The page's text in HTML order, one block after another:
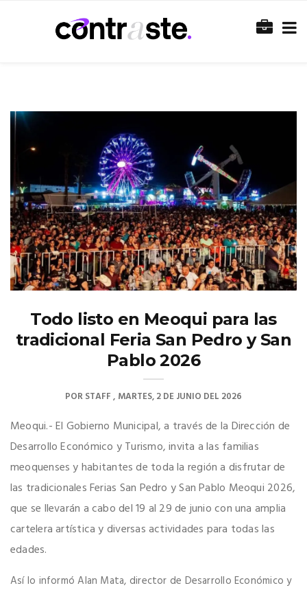
Todo listo en Meoqui para las
tradicional Feria San Pedro y San
Pablo 2026
PORSTAFF MARTES, 2 DE JUNIO DEL 2026
Meoqui.- El Gobierno Municipal, a través de la Dirección de
Desarrollo Económico y Turismo, invita a las familias
meoquenses y habitantes de toda la región a disfrutar de
las tradicionales Ferias San Pedro y San Pablo Meoqui 2026,
que se llevarán a cabo del 19 al 29 de junio con una amplia
cartelera artística y diversas actividades para todas las
edades.
Así lo informó Alan Mata, director de Desarrollo Económico y